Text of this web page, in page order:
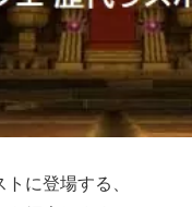
トに登場する、